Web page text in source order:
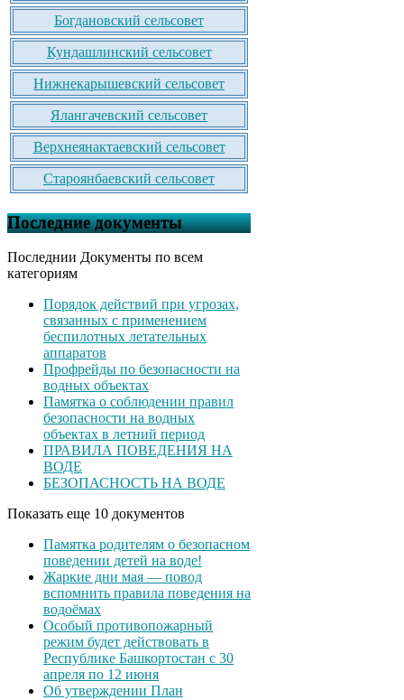
Богдановский сельсовет
Кундашлинский сельсовет
Нижнекарышевский сельсовет
Ялангачевский сельсовет
Верхнеянактаевский сельсовет
Староянбаевский сельсовет
Последние документы
Последнии Документы по всем
категориям
Порядок действий при угрозах,
связанных с применением
беспилотных летательных
аппаратов
Профрейды по безопасности на
водных объектах
Памятка о соблюдении правил
безопасности на водных
объектах в летний период
ПРАВИЛА ПОВЕДЕНИЯ НА
ВОДЕ
БЕЗОПАСНОСТЬ НА ВОДЕ
Показать еще 10 документов
Памятка родителям о безопасном
поведении детей на воде!
Жаркие дни мая — повод
вспомнить правила поведения на
водоёмах
Особый противопожарный
режим будет действовать в
Республике Башкортостан с 30
апреля по 12 июня
Об утверждении План